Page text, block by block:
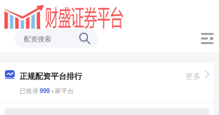
正规配资平台排行
已收录999+家平台
更多